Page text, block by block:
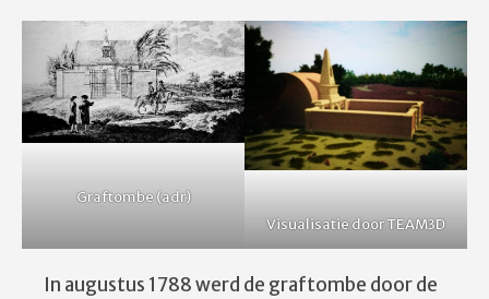
Graftombe (adr)
Visualisatie door TEAM3D
In augustus 1788 werd de graftombe door de